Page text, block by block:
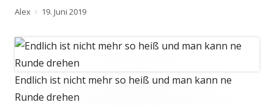
Autor
Alex
Veröffentlicht
19. Juni 2019
Endlich ist nicht mehr so heiß und man kann ne
Runde drehen